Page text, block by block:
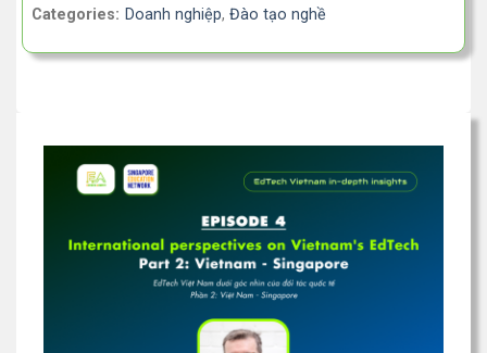
Categories: Doanh nghiệp, Đào tạo nghề